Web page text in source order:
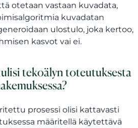
otetaan vastaan kuvadata,
kuvadatan
ulostulo, joka kertoo,
kasvot vai ei.
tekoälyn toteutuksesta
prosessi olisi kattavasti
määritellä käytettävä